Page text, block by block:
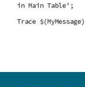
in Main Table';
Trace